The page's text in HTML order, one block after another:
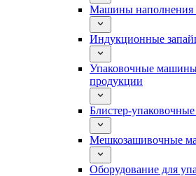
Машины наполнения
Индукционные
Упаковочные машины
продукции
Блистер-
Мешкозашивочные
Оборудование для